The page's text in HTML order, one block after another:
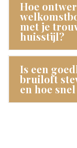
Hoe
met je
huisstijl?
Is een
bruiloft
en hoe